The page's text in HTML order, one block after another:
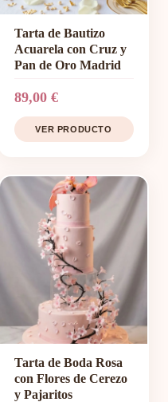
Tarta de Bautizo
Acuarela con Cruz y
Pan de Oro Madrid
89,00 €
VER PRODUCTO
Tarta de Boda Rosa
con Flores de Cerezo
y Pajaritos